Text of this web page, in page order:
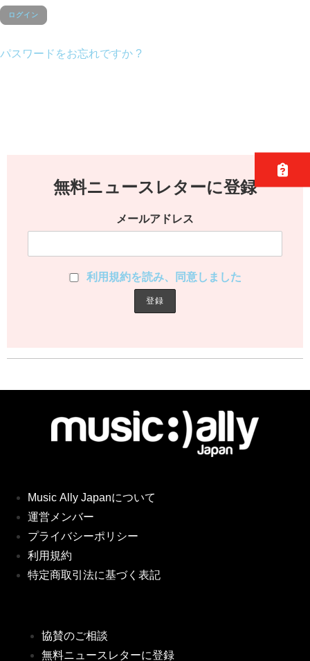
パスワードをお忘れですか ?
無料ニュースレターに登録
メールアドレス
利用規約を読み、同意しました
Music Ally Japanについて
運営メンバー
プライバシーポリシー
利用規約
特定商取引法に基づく表記
協賛のご相談
無料ニュースレターに登録